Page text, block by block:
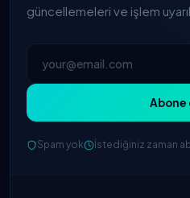
güncellemeleri ve işlem
Abone
Spam yok İstediğiniz zaman